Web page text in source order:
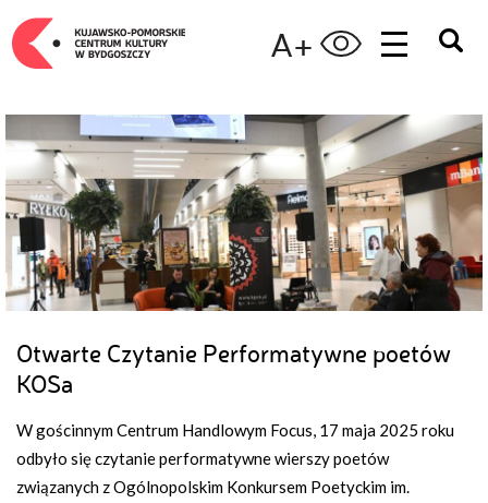
A+
Otwarte Czytanie Performatywne poetów
KOSa
W gościnnym Centrum Handlowym Focus, 17 maja 2025 roku
odbyło się czytanie performatywne wierszy poetów
związanych z Ogólnopolskim Konkursem Poetyckim im.